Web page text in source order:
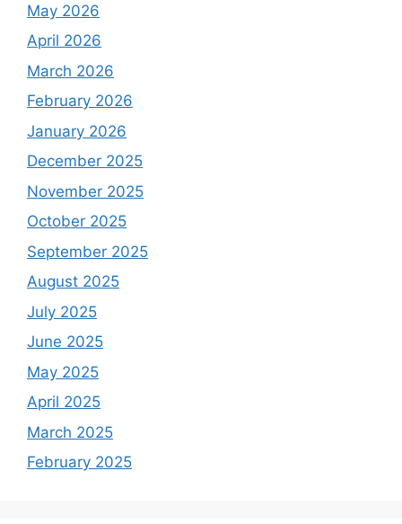
May 2026
April 2026
March 2026
February 2026
January 2026
December 2025
November 2025
October 2025
September 2025
August 2025
July 2025
June 2025
May 2025
April 2025
March 2025
February 2025